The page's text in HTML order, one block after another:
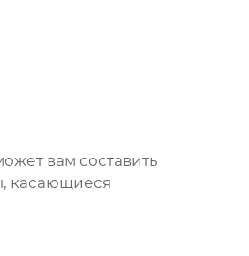
вам составить
касающиеся